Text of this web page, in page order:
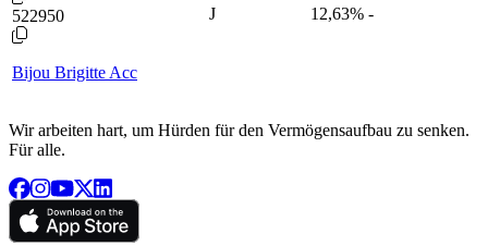
522950
Bijou Brigitte Acc
J 12,63% -
Wir arbeiten hart, um Hürden für den Vermögensaufbau zu senken.
Für alle.